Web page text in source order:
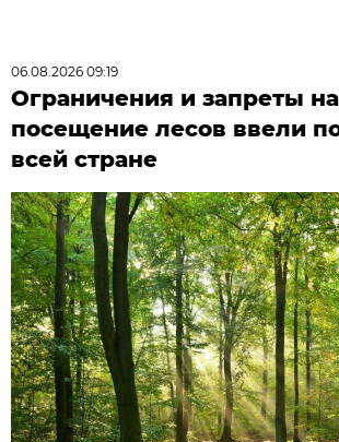
06.08.2026 09:19
Ограничения и запреты на
посещение лесов ввели
всей стране